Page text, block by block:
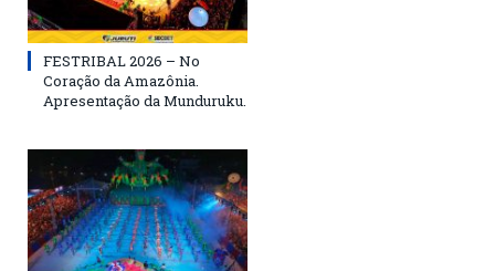
FESTRIBAL 2026 – No
Coração da Amazônia.
Apresentação da Munduruku.